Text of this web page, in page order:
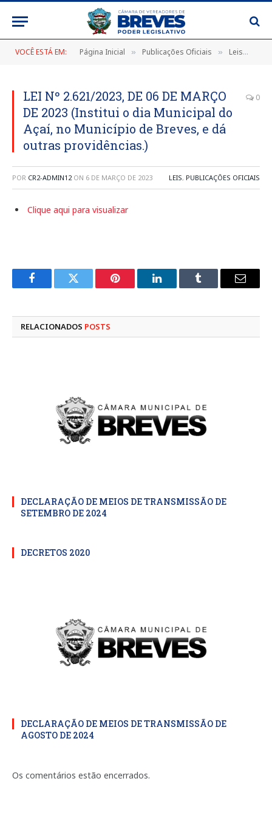
VOCÊ ESTÁ EM: Página Inicial » Publicações Oficiais » Leis
LEI Nº 2.621/2023, DE 06 DE MARÇO
DE 2023 (Institui o dia Municipal do
Açaí, no Município de Breves, e dá
outras providências.)
0
POR CR2-ADMIN12 ON 6 DE MARÇO DE 2023 LEIS, PUBLICAÇÕES OFICIAIS
Clique aqui para visualizar
FacebookTwitter Pinterest LinkedInTumblr
E-
RELACIONADOS POSTS
DECLARAÇÃO DE MEIOS DE TRANSMISSÃO DE
SETEMBRO DE 2024
DECRETOS 2020
DECLARAÇÃO DE MEIOS DE TRANSMISSÃO DE
AGOSTO DE 2024
Os comentários estão encerrados.